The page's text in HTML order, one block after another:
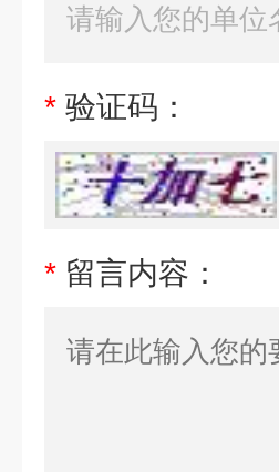
* 验证码：
* 留言内容：